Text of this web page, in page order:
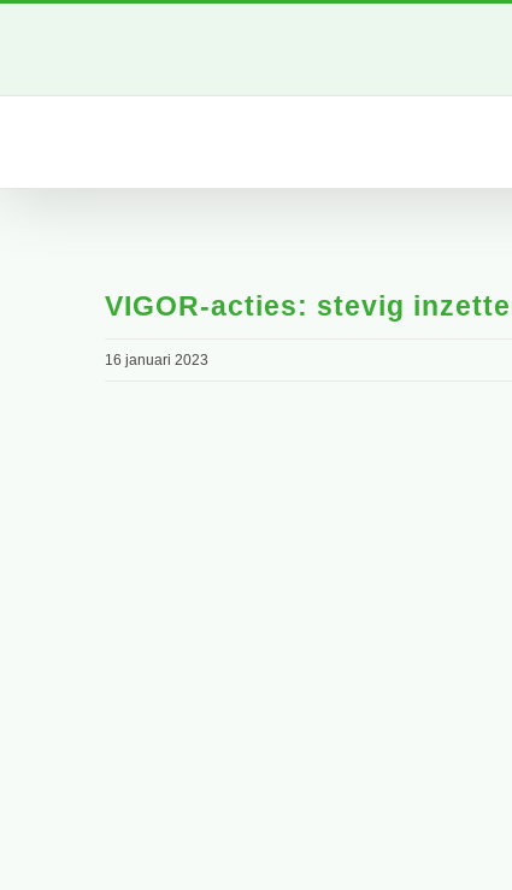
inhoud
VIGOR-acties: stevig
16 januari 2023